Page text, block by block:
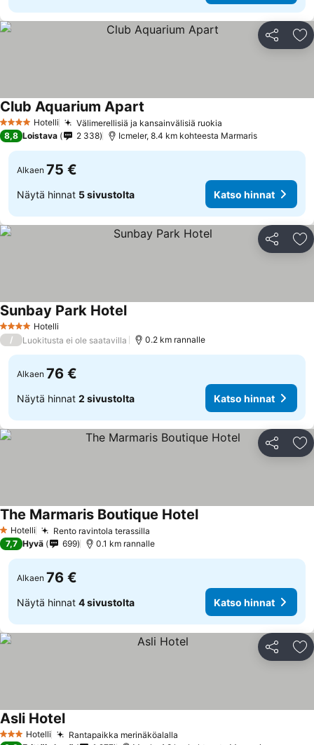
Jaa
4 Tähtiluokitus
Hotelli Välimerellisiä ja kansainvälisiä ruokia
Club Aquarium Apart
8,8 Loistava 2 338 Icmeler, 8.4 km kohteesta Marmaris
Alkaen 75 €
Näytä hinnat 5 sivustolta Katso hinnat
Jaa
4 Tähtiluokitus
Hotelli
Sunbay Park Hotel
/ Luokitusta ei ole saatavilla 0.2 km rannalle
Alkaen 76 €
Näytä hinnat 2 sivustolta Katso hinnat
Jaa
1 Tähtiluokitus
Hotelli Rento ravintola terassilla
The Marmaris Boutique Hotel
7,7 Hyvä 699 0.1 km rannalle
Alkaen 76 €
Näytä hinnat 4 sivustolta Katso hinnat
Jaa
3 Tähtiluokitus
Hotelli Rantapaikka merinäköalalla
Asli Hotel